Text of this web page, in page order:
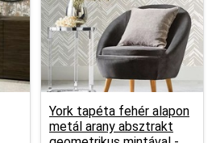
York tapéta fehér alapon
metál arany absztrakt